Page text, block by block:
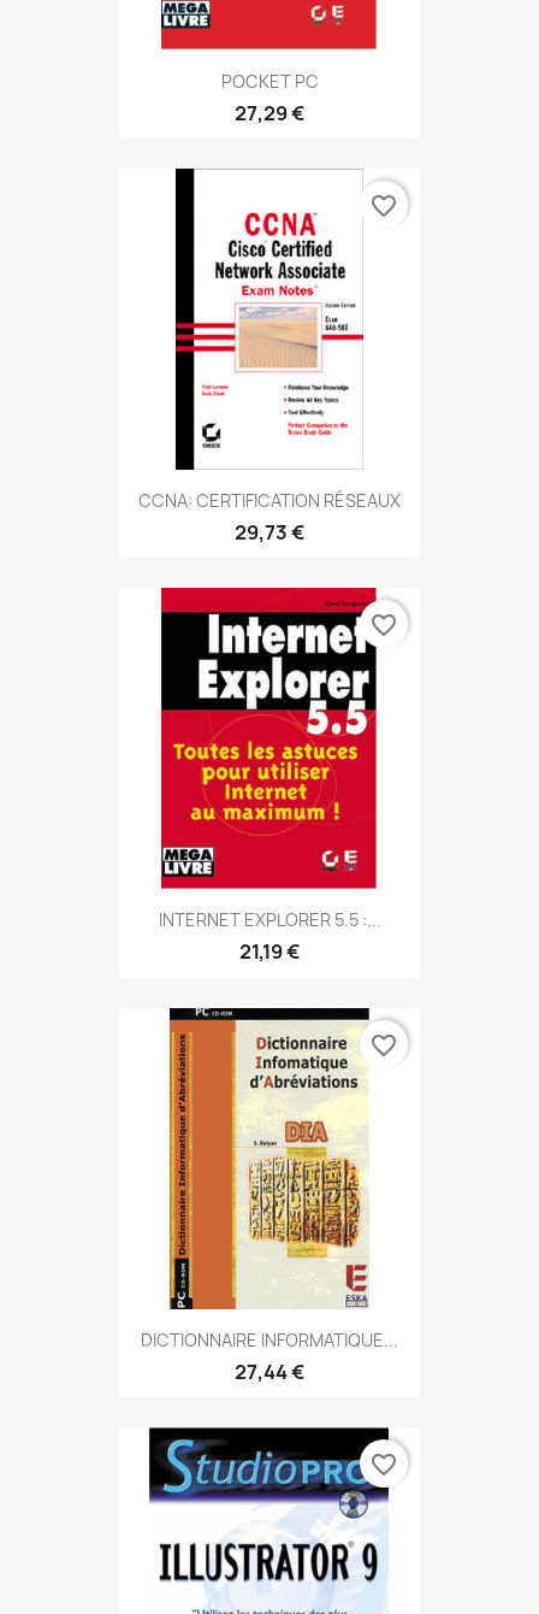
POCKET PC
27,29 €
CCNA: CERTIFICATION RÉSEAUX
29,73 €
favorite_border
INTERNET EXPLORER 5.5 :...
21,19 €
favorite_border
DICTIONNAIRE INFORMATIQUE...
27,44 €
favorite_border
favorite_border